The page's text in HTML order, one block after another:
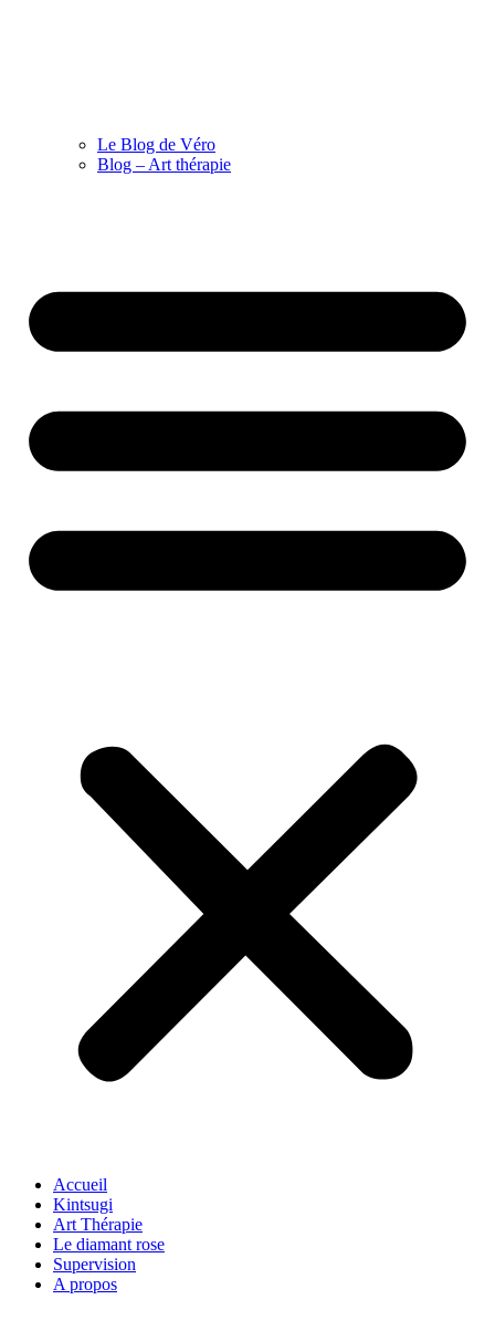
Le Blog de Véro
Blog – Art thérapie
Accueil
Kintsugi
Art Thérapie
Le diamant rose
Supervision
A propos